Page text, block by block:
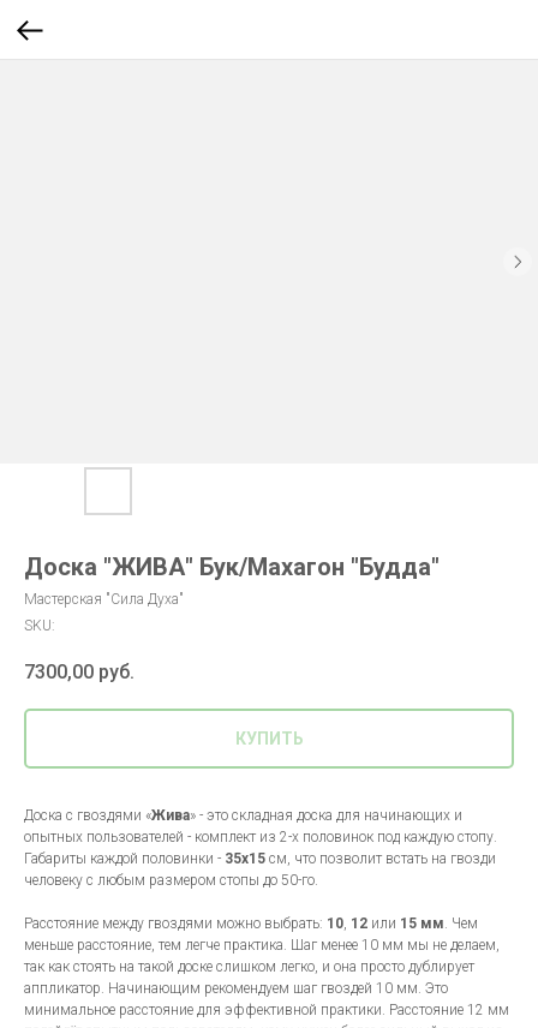
Доска "ЖИВА" Бук/Махагон "Будда"
Мастерская "Сила Духа"
SKU:
7300,00 руб.
КУПИТЬ
Доска с гвоздями «Жива» - это складная доска для начинающих и
опытных пользователей - комплект из 2-х половинок под каждую стопу.
Габариты каждой половинки - 35х15 см, что позволит встать на гвозди
человеку с любым размером стопы до 50-го.
Расстояние между гвоздями можно выбрать: 10, 12 или 15 мм. Чем
меньше расстояние, тем легче практика. Шаг менее 10 мм мы не делаем,
так как стоять на такой доске слишком легко, и она просто дублирует
аппликатор. Начинающим рекомендуем шаг гвоздей 10 мм. Это
минимальное расстояние для эффективной практики. Расстояние 12 мм